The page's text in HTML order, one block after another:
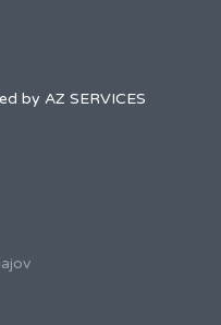
by AZ SERVICES